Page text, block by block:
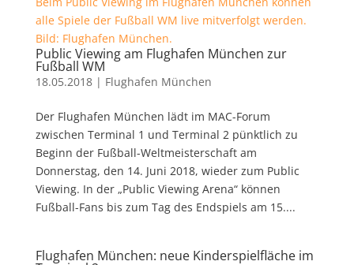
alle Spiele der Fußball WM live mitverfolgt werden.
Bild: Flughafen München.
Public Viewing am Flughafen München zur
Fußball WM
18.05.2018| Flughafen München
Der Flughafen München lädt im MAC-Forum
zwischen Terminal 1 und Terminal 2 pünktlich zu
Beginn der Fußball-Weltmeisterschaft am
Donnerstag, den 14. Juni 2018, wieder zum Public
Viewing. In der „Public Viewing Arena“ können
Fußball-Fans bis zum Tag des Endspiels am 15....
Flughafen München: neue Kinderspielfläche im